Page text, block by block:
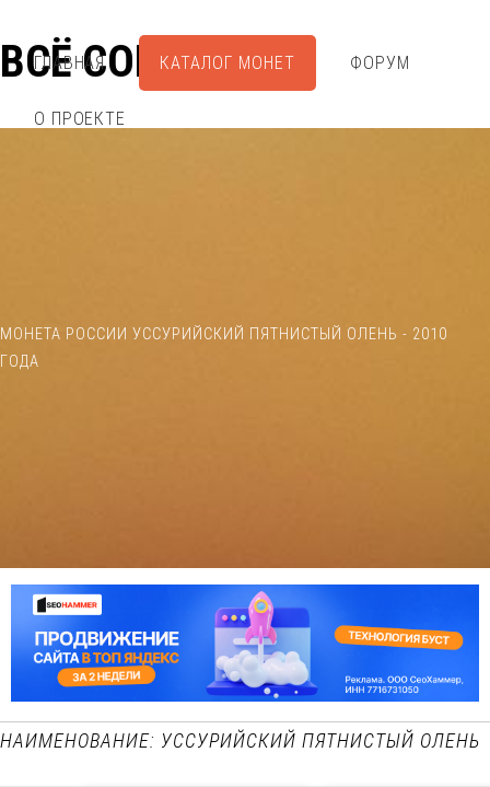
ВСЁ СОБРАЛ
ГЛАВНАЯ КАТАЛОГ МОНЕТ ФОРУМ
О ПРОЕКТЕ
МОНЕТА РОССИИ УССУРИЙСКИЙ ПЯТНИСТЫЙ ОЛЕНЬ - 2010
ГОДА
НАИМЕНОВАНИЕ: УССУРИЙСКИЙ ПЯТНИСТЫЙ ОЛЕНЬ